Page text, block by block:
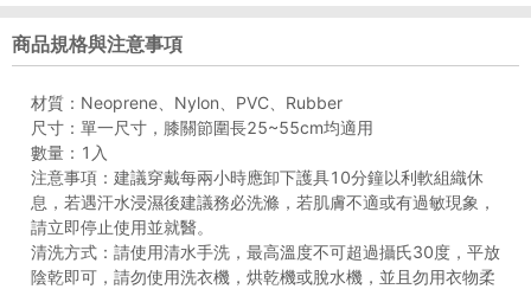
商品規格與注意事項
材質：Neoprene、Nylon、PVC、Rubber
尺寸：單一尺寸，膝關節圍長25~55cm均適用
數量：1入
注意事項：建議穿戴每兩小時應卸下護具10分鐘以利軟組織休
息，若遇汗水浸濕後建議務必洗滌，若肌膚不適或有過敏現象，
請立即停止使用並就醫。
清洗方式：請使用清水手洗，最高溫度不可超過攝氏30度，平放
陰乾即可，請勿使用洗衣機，烘乾機或脫水機，並且勿用衣物柔